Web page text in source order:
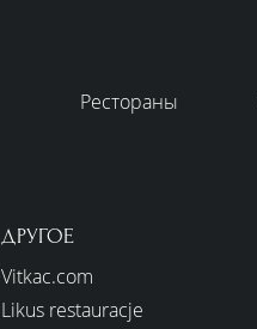
Рестораны
ДРУГОЕ
Vitkac.com
Likus restauracje